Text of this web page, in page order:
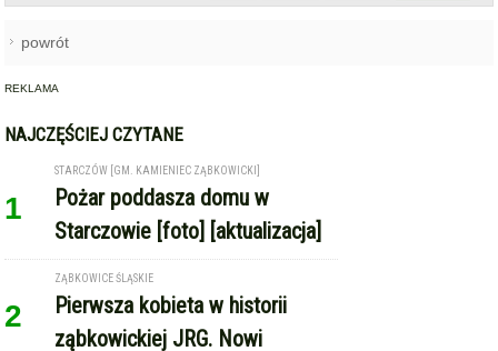
Pierwsza kobieta w historii
ząbkowickiej JRG. Nowi
strażacy rozpoczęli służbę
3
HENRYKÓW / ZIĘBICE
Nie dotarli, by ratować życie.
Kolizja auta strażackiego w
drodze do osoby z
zatrzymaniem krążenia
OPOLNICA - WOJBÓRZ